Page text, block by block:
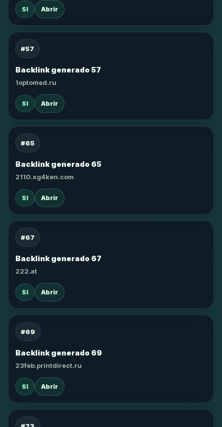
SI Abrir
#57
Backlink generado 57
1optomed.ru
SI Abrir
#65
Backlink generado 65
2110.xg4ken.com
SI Abrir
#67
Backlink generado 67
222.at
SI Abrir
#69
Backlink generado 69
23feb.printdirect.ru
SI Abrir